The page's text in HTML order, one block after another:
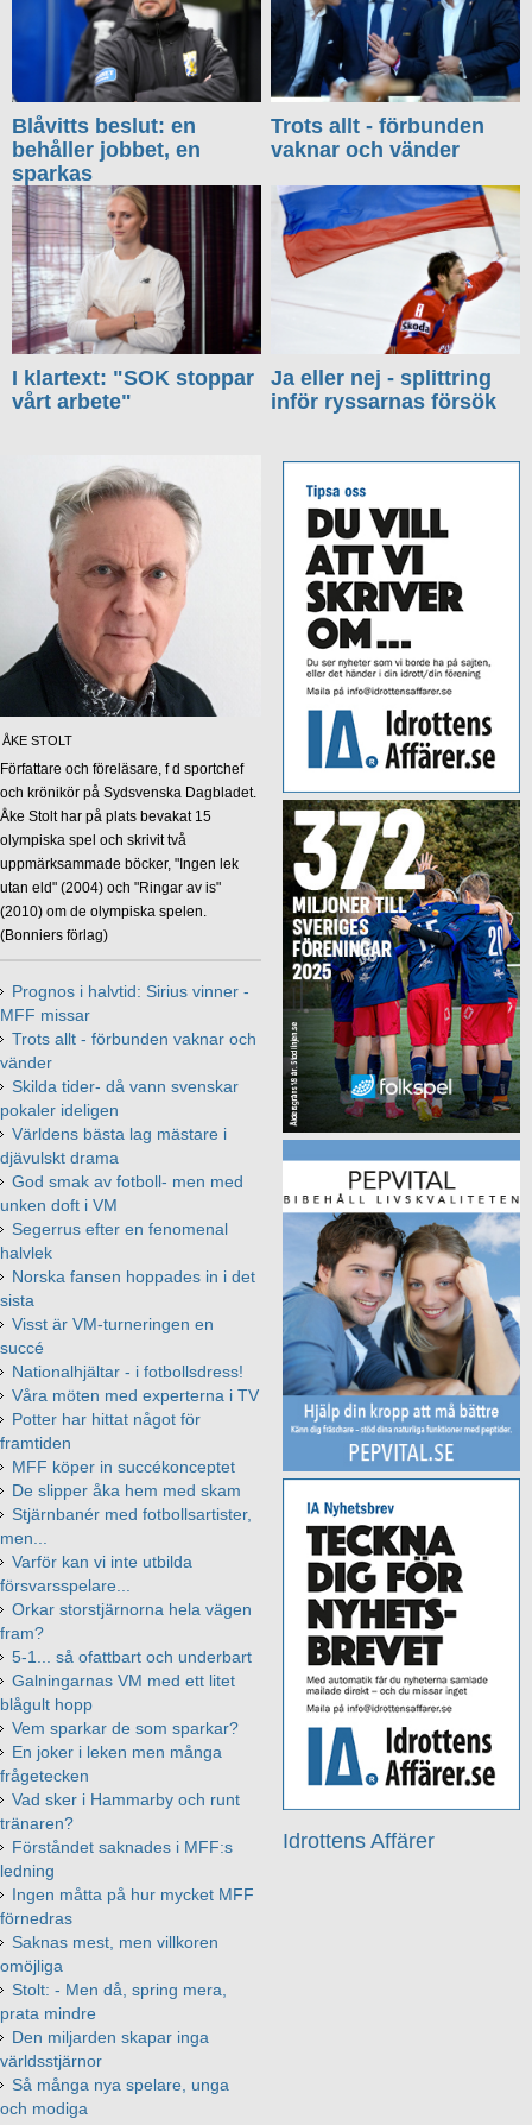
Blåvitts beslut: en
behåller jobbet, en
sparkas
Trots allt - förbunden
vaknar och vänder
I klartext: "SOK stoppar
vårt arbete"
Ja eller nej - splittring
inför ryssarnas försök
Idrottens Affärer
ÅKE STOLT
Författare och föreläsare, f d sportchef
och krönikör på Sydsvenska Dagbladet.
Åke Stolt har på plats bevakat 15
olympiska spel och skrivit två
uppmärksammade böcker, "Ingen lek
utan eld" (2004) och "Ringar av is"
(2010) om de olympiska spelen.
(Bonniers förlag)
Prognos i halvtid: Sirius vinner -
MFF missar
Trots allt - förbunden vaknar och
vänder
Skilda tider- då vann svenskar
pokaler ideligen
Världens bästa lag mästare i
djävulskt drama
God smak av fotboll- men med
unken doft i VM
Segerrus efter en fenomenal
halvlek
Norska fansen hoppades in i det
sista
Visst är VM-turneringen en
succé
Nationalhjältar - i fotbollsdress!
Våra möten med experterna i TV
Potter har hittat något för
framtiden
MFF köper in succékonceptet
De slipper åka hem med skam
Stjärnbanér med fotbollsartister,
men...
Varför kan vi inte utbilda
försvarsspelare...
Orkar storstjärnorna hela vägen
fram?
5-1... så ofattbart och underbart
Galningarnas VM med ett litet
blågult hopp
Vem sparkar de som sparkar?
En joker i leken men många
frågetecken
Vad sker i Hammarby och runt
tränaren?
Förståndet saknades i MFF:s
ledning
Ingen måtta på hur mycket MFF
förnedras
Saknas mest, men villkoren
omöjliga
Stolt: - Men då, spring mera,
prata mindre
Den miljarden skapar inga
världsstjärnor
Så många nya spelare, unga
och modiga